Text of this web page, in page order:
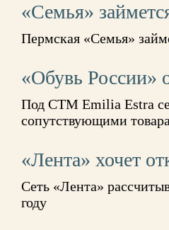
«Семья»
Пермская «Семья»
«Обувь России»
Под СТМ Emilia Estra
сопутствующими
«Лента» хочет
Сеть «Лента»
году